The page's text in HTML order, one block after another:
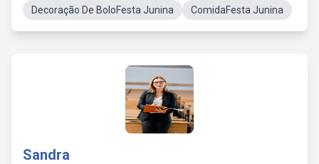
Decoração De BoloFesta Junina
ComidaFesta Junina
Sandra